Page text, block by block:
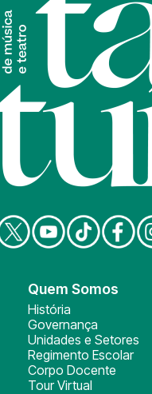
Quem Somos
História
Governança
Unidades e Setores
Regimento Escolar
Corpo Docente
Tour Virtual